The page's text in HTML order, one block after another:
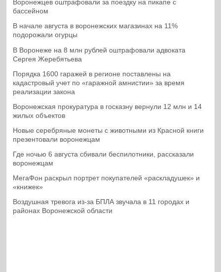
Воронежцев оштрафовали за поездку на пикапе с
бассейном
В начале августа в воронежских магазинах на 11%
подорожали огурцы
В Воронеже на 8 млн рублей оштрафовали адвоката
Сергея Жеребятьева
Порядка 1600 гаражей в регионе поставлены на
кадастровый учет по «гаражной амнистии» за время
реализации закона
Воронежская прокуратура в госказну вернули 12 млн и 14
жилых объектов
Новые серебряные монеты с животными из Красной книги
презентовали воронежцам
Где ночью 6 августа сбивали беспилотники, рассказали
воронежцам
МегаФон раскрыл портрет покупателей «раскладушек» и
«книжек»
Воздушная тревога из-за БПЛА звучала в 11 городах и
районах Воронежской области